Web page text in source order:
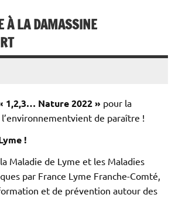
À LA DAMASSINE
1,2,3… Nature2022 » pour la
de paraître !
!
Maladie de Lyme et les Maladies
par France Lyme Franche-Comté,
et de prévention autour des